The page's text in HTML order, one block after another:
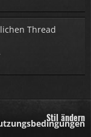
Thread
Stil ändern